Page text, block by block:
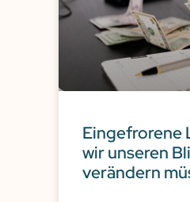
Eingefrorene
wir unseren
verändern